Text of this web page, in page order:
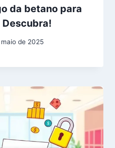
da betano para
de 2025